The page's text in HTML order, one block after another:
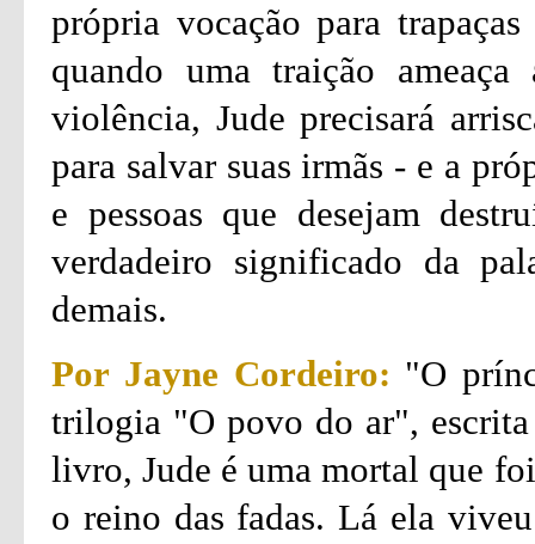
própria vocação para
quando uma traição
violência, Jude precisará
para salvar suas irmãs - e a
e pessoas que desejam
verdadeiro significado da
demais.
Por Jayne Cordeiro: "O
trilogia "O povo do ar",
livro, Jude é uma mortal que
o reino das fadas. Lá ela